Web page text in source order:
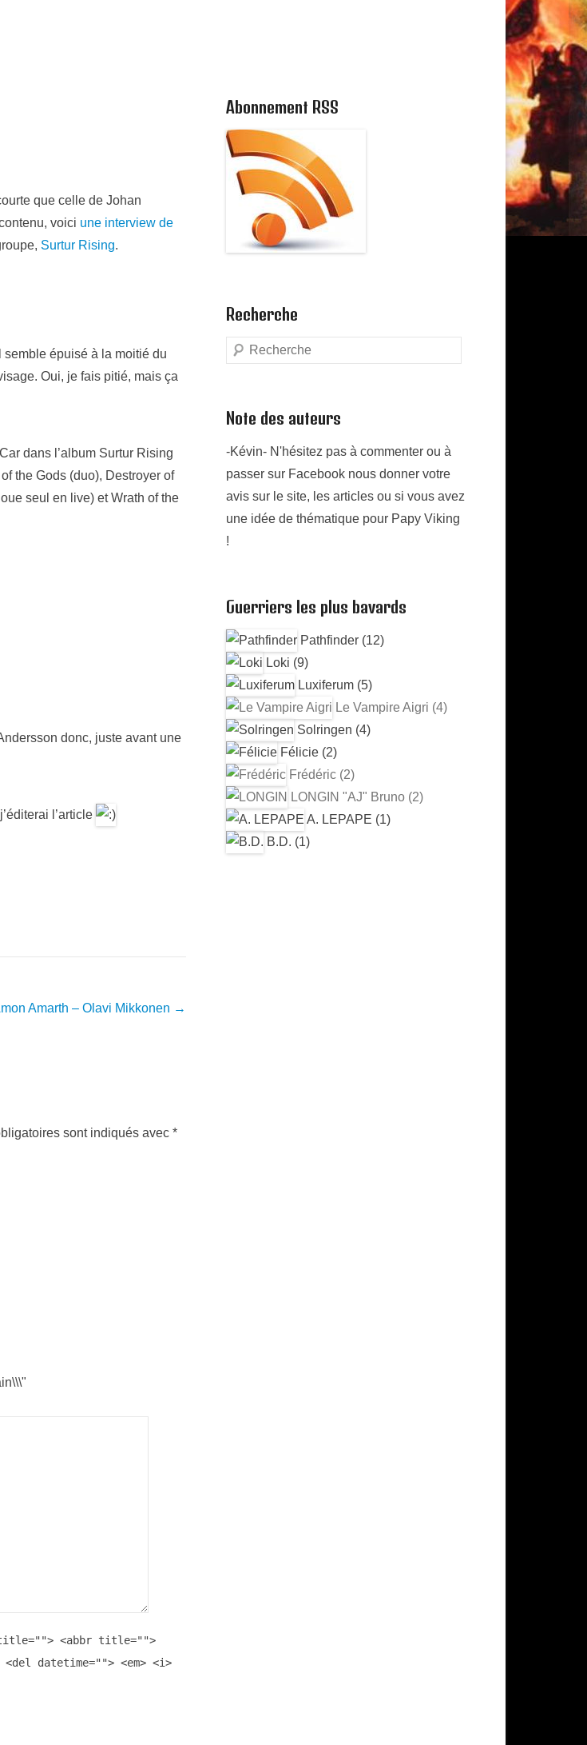
que celle de Johan
voici une interview de
Surtur Rising.
semble épuisé à la moitié du
Oui, je fais pitié, mais ça
dans l’album Surtur Rising
the Gods (duo), Destroyer of
seul en live) et Wrath of the
donc, juste avant une
l’article
Amarth – Olavi Mikkonen →
sont indiqués avec *
<abbr title="">
datetime=""> <em> <i>
Abonnement RSS
Recherche
Search
Note des auteurs
-Kévin- N'hésitez pas à commenter ou à
passer sur Facebook nous donner votre
avis sur le site, les articles ou si vous avez
une idée de thématique pour Papy Viking
!
Guerriers les plus bavards
Pathfinder (12)
Loki (9)
Luxiferum (5)
Le Vampire Aigri (4)
Solringen (4)
Félicie (2)
Frédéric (2)
LONGIN "AJ" Bruno (2)
A. LEPAPE (1)
B.D. (1)